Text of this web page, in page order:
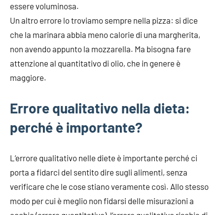
essere voluminosa.
Un altro errore lo troviamo sempre nella pizza: si dice
che la marinara abbia meno calorie di una margherita,
non avendo appunto la mozzarella. Ma bisogna fare
attenzione al quantitativo di olio, che in genere è
maggiore.
Errore qualitativo nella dieta:
perché è importante?
L’errore qualitativo nelle diete è importante perché ci
porta a fidarci del sentito dire sugli alimenti, senza
verificare che le cose stiano veramente così. Allo stesso
modo per cui è meglio non fidarsi delle misurazioni a